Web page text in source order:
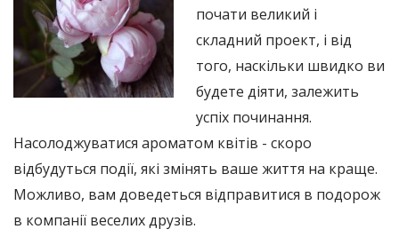
почати великий і
складний проект, і від
того, наскільки швидко ви
будете діяти, залежить
успіх починання.
Насолоджуватися ароматом квітів - скоро
відбудуться події, які змінять ваше життя на краще.
Можливо, вам доведеться відправитися в подорож
в компанії веселих друзів.